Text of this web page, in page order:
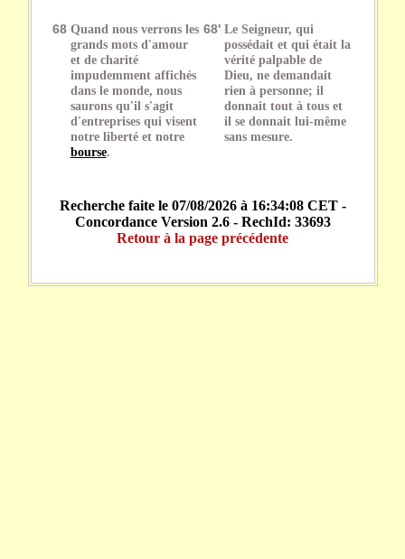
68 Quand nous verrons les
grands mots d'amour
et de charité
impudemment affichés
dans le monde, nous
saurons qu'il s'agit
d'entreprises qui visent
notre liberté et notre
bourse.
68' Le Seigneur, qui
possédait et qui était la
vérité palpable de
Dieu, ne demandait
rien à personne; il
donnait tout à tous et
il se donnait lui-même
sans mesure.
Recherche faite le 07/08/2026 à 16:34:08 CET -
Concordance Version 2.6 - RechId: 33693
Retour à la page précédente